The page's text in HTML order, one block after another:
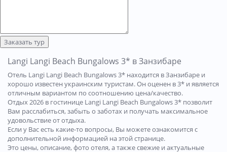
Заказать тур
Langi Langi Beach Bungalows 3* в Занзибаре
Отель Langi Langi Beach Bungalows 3* находится в Занзибаре и
хорошо известен украинским туристам. Он оценен в 3* и является
отличным вариантом по соотношению цена/качество.
Отдых 2026 в гостинице Langi Langi Beach Bungalows 3* позволит
Вам расслабиться, забыть о заботах и получать максимальное
удовольствие от отдыха.
Если у Вас есть какие-то вопросы, Вы можете ознакомится с
дополнительной информацией на этой странице.
Это цены, описание, фото отеля, а также свежие и актуальные